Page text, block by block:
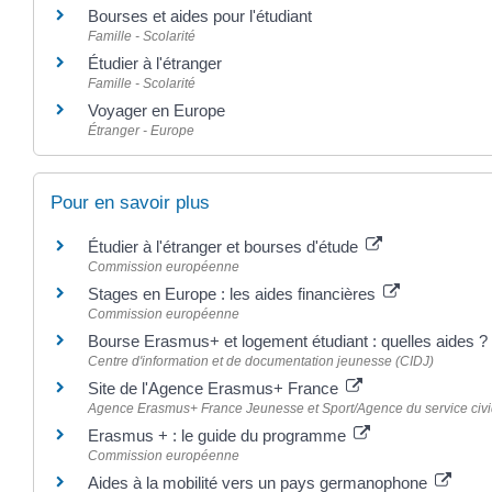
Bourses et aides pour l'étudiant
Famille - Scolarité
Étudier à l'étranger
Famille - Scolarité
Voyager en Europe
Étranger - Europe
Pour en savoir plus
Étudier à l'étranger et bourses d'étude
Commission européenne
Stages en Europe : les aides financières
Commission européenne
Bourse Erasmus+ et logement étudiant : quelles aides ?
Centre d'information et de documentation jeunesse (CIDJ)
Site de l'Agence Erasmus+ France
Agence Erasmus+ France Jeunesse et Sport/Agence du service
Erasmus + : le guide du programme
Commission européenne
Aides à la mobilité vers un pays germanophone